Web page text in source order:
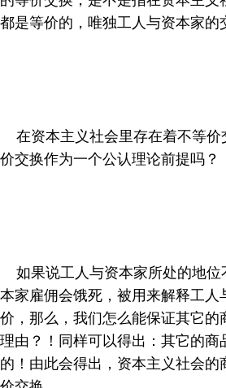
都是等价的，唯独工人与资本家的
在资本主义社会里存在着不等价
价交换作为一个公认理论前提吗？
如果说工人与资本家所处的地位
本家雇佣会饿死，被用来解释工人
价，那么，我们怎么能保证其它的
理由？！同样可以得出：其它的商
的！由此会得出，资本主义社会的